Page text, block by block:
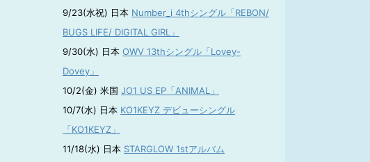
9/23(水祝) 日本 Number_i 4thシングル「REBON/
BUGS LIFE/ DIGITAL GIRL」
9/30(水) 日本 OWV 13thシングル「Lovey-
Dovey」
10/2(金) 米国 JO1 US EP「ANIMAL」
10/7(水) 日本 KO1KEYZ デビューシングル
「KO1KEYZ」
11/18(水) 日本 STARGLOW 1stアルバム